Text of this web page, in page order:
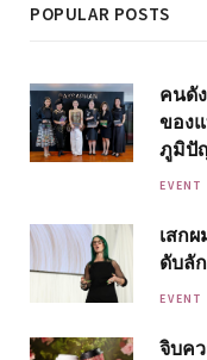
POPULAR POSTS
คนดั
ของแ
ภูมิปั
EVENT
เสก
ดับลั
EVENT
จิบค